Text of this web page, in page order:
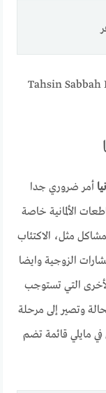
Tahsin Sabbah
أمر ضروري جدا
الألمانية خاصة
مثل، الاكتئاب
الزوجية وايضا
التي تستوجب
وتصير إلى مرحلة
في مايلي قائمة تضم